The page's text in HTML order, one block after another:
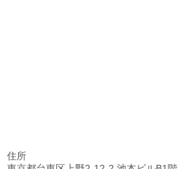
住所